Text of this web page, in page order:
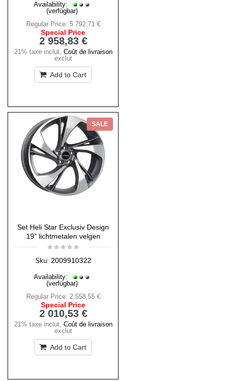
Availability:
(verfügbar)
Regular Price: 5 792,71 €
Special Price
2 958,83 €
21% taxe inclut, Coût de livraison
exclut
Add to Cart
SALE
Set Heli Star Exclusiv Design
19” lichtmetalen velgen
Sku: 2009910322
Availability:
(verfügbar)
Regular Price: 2 558,55 €
Special Price
2 010,53 €
21% taxe inclut, Coût de livraison
exclut
Add to Cart